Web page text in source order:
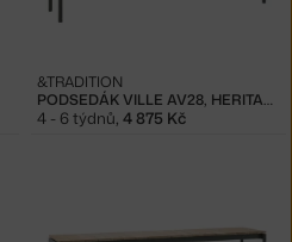
PODSEDÁK VILLE AV28, HERITAGE PAPYRUS
&TRADITION
4 - 6 týdnů 4 875 Kč